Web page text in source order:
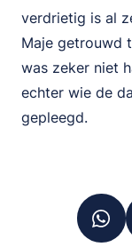
verdrietig is al
Maje getrouwd
was zeker niet
echter wie de
gepleegd.